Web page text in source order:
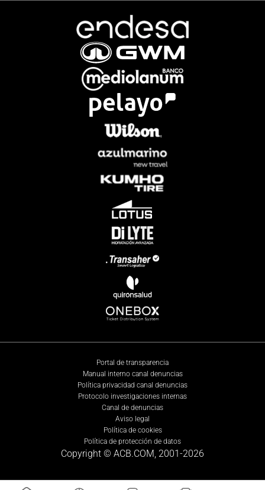
Portal de transparencia
Manual interno canal denuncias
Política privacidad canal denuncias
Protocolo investigaciones internas
Canal de denuncias
Aviso legal
Política de cookies
Política de protección de datos
Copyright © ACB.COM, 2001-2026